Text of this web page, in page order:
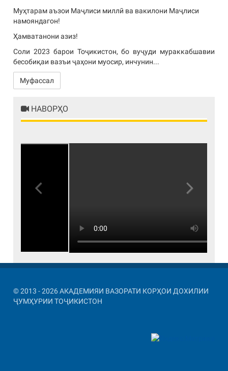
Муҳтарам аъзои Маҷлиси миллӣ ва вакилони Маҷлиси
намояндагон!
Ҳамватанони азиз!
Соли 2023 барои Тоҷикистон, бо вуҷуди мураккабшавии
бесобиқаи вазъи ҷаҳони муосир, инчунин...
Муфассал
НАВОРҲО
© 2013 - 2026 АКАДЕМИЯИ ВАЗОРАТИ КОРҲОИ ДОХИЛИИ
ҶУМҲУРИИ ТОҶИКИСТОН